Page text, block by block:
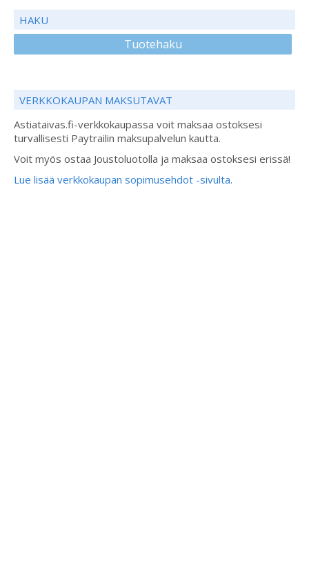
HAKU
Tuotehaku
VERKKOKAUPAN MAKSUTAVAT
Astiataivas.fi-verkkokaupassa voit maksaa ostoksesi
turvallisesti Paytrailin maksupalvelun kautta.
Voit myös ostaa Joustoluotolla ja maksaa ostoksesi erissä!
Lue lisää verkkokaupan sopimusehdot -sivulta.